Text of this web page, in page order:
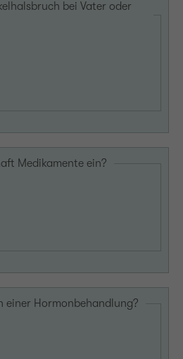
bei Vater oder
Medikamente ein?
einer Hormonbehandlung?